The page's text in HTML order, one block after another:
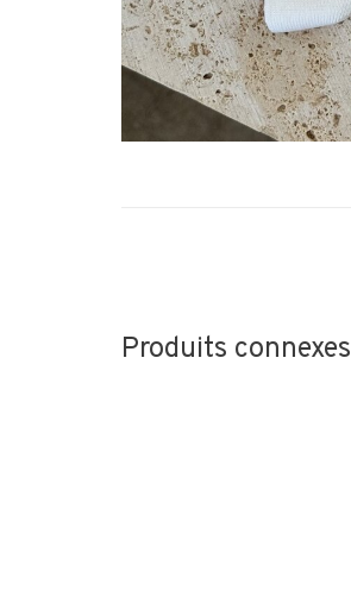
Produits connexes